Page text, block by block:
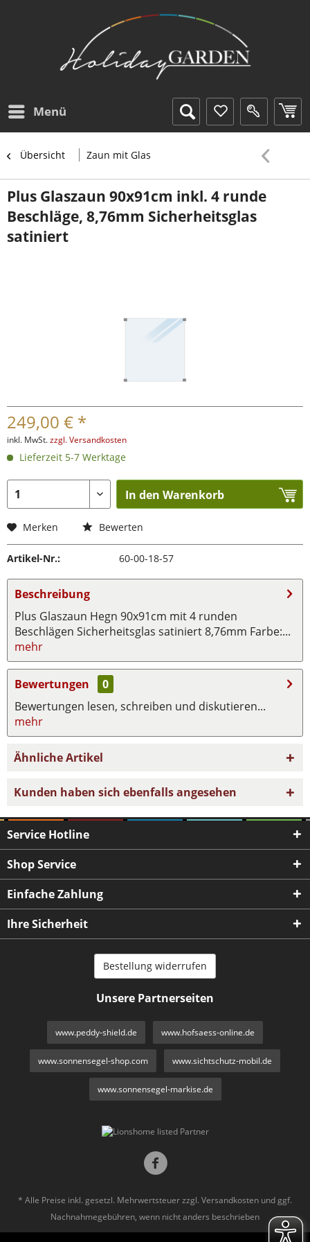
Menü
Übersicht Zaun mit Glas
Plus Glaszaun 90x91cm inkl. 4 runde
Beschläge, 8,76mm Sicherheitsglas
satiniert
249,00 € *
inkl. MwSt.zzgl. Versandkosten
Lieferzeit 5-7 Werktage
In den Warenkorb
Merken Bewerten
Artikel-Nr.: 60-00-18-57
Beschreibung
Plus Glaszaun Hegn 90x91cm mit 4 runden
Beschlägen Sicherheitsglas satiniert 8,76mm Farbe:...
mehr
Bewertungen
0
Bewertungen lesen, schreiben und diskutieren...
mehr
Ähnliche Artikel
Kunden haben sich ebenfalls angesehen
Service Hotline
Shop Service
Einfache Zahlung
Ihre Sicherheit
Bestellung widerrufen
Unsere Partnerseiten
www.peddy-shield.de www.hofsaess-online.de
www.sonnensegel-shop.com www.sichtschutz-mobil.de
www.sonnensegel-markise.de
* Alle Preise inkl. gesetzl. Mehrwertsteuer zzgl. Versandkosten und ggf.
Nachnahmegebühren, wenn nicht anders beschrieben